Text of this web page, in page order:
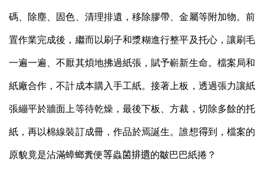
碼、除塵、固色、清理排遺，移除膠帶、金屬等附加物。前
置作業完成後，繼而以刷子和漿糊進行整平及托心，讓刷毛
一遍一遍、不厭其煩地拂過紙張，賦予嶄新生命。檔案局和
紙廠合作，不計成本購入手工紙。接著上板，透過張力讓紙
張繃平於牆面上等待乾燥，最後下板、方裁，切除多餘的托
紙，再以棉線裝訂成冊，作品於焉誕生。誰想得到，檔案的
原貌竟是沾滿蟑螂糞便等蟲菌排遺的皺巴巴紙捲 ？